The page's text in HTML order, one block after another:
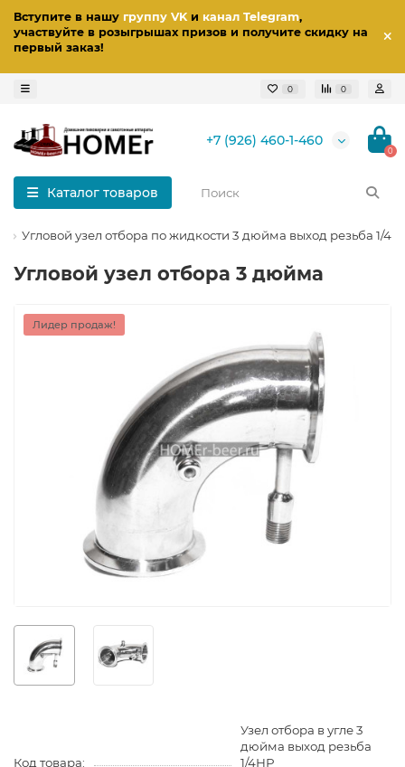
Вступите в нашу группу VKи канал Telegram,
участвуйте в розыгрышах призов и получите скидку на
первый заказ!
0 0
+7 (926) 460-1-460
0
Каталог товаров
Угловой узел отбора по жидкости 3 дюйма выход резьба 1/4
Угловой узел отбора 3 дюйма
Лидер продаж!
Код товара:
Узел отбора в угле 3
дюйма выход резьба
1/4НР